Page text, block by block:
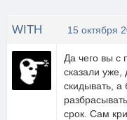
WITH 15 октября
Да чего вы с
сказали
скидывать, а
срок. Сам